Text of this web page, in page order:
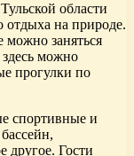
области
отдыха на природе.
можно заняться
можно
прогулки по
спортивные и
другое. Гости